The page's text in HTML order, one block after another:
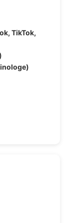
TikTok,